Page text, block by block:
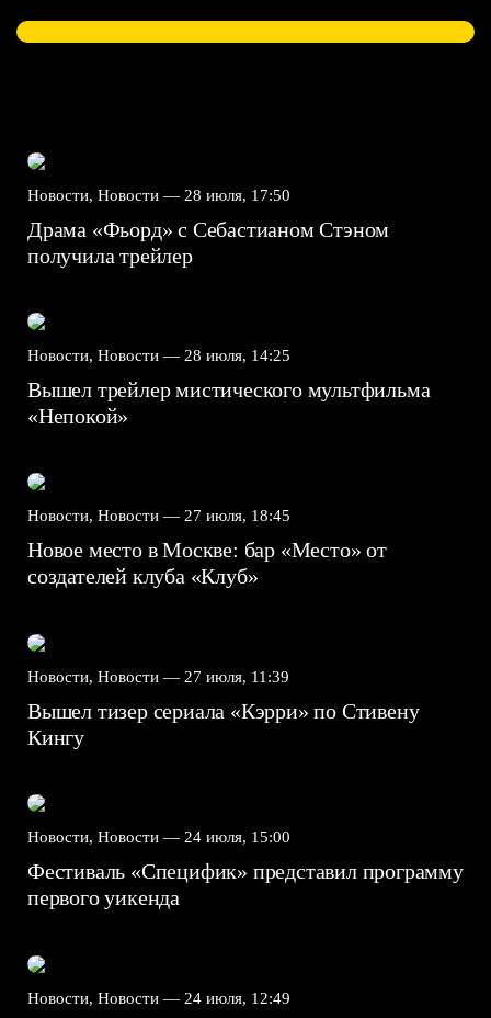
Новости, Новости — 28 июля, 17:50
Драма «Фьорд» с Себастианом Стэном
получила трейлер
Новости, Новости — 28 июля, 14:25
Вышел трейлер мистического мультфильма
«Непокой»
Новости, Новости — 27 июля, 18:45
Новое место в Москве: бар «Место» от
создателей клуба «Клуб»
Новости, Новости — 27 июля, 11:39
Вышел тизер сериала «Кэрри» по Стивену
Кингу
Новости, Новости — 24 июля, 15:00
Фестиваль «Специфик» представил программу
первого уикенда
Новости, Новости — 24 июля, 12:49